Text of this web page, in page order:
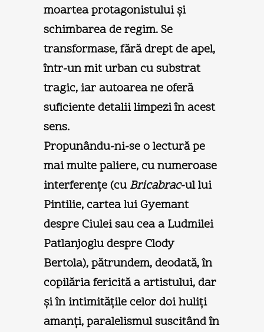
moartea protagonistului şi
schimbarea de regim. Se
transformase, fără drept de apel,
într-un mit urban cu substrat
tragic, iar autoarea ne oferă
suficiente detalii limpezi în acest
sens.
Propunându-ni-se o lectură pe
mai multe paliere, cu numeroase
interferenţe (cuBricabrac-ul lui
Pintilie, cartea lui Gyemant
despre Ciulei sau cea a Ludmilei
Patlanjoglu despre Clody
Bertola), pătrundem, deodată, în
copilăria fericită a artistului, dar
şi în intimităţile celor doi huliţi
amanţi, paralelismul suscitând în